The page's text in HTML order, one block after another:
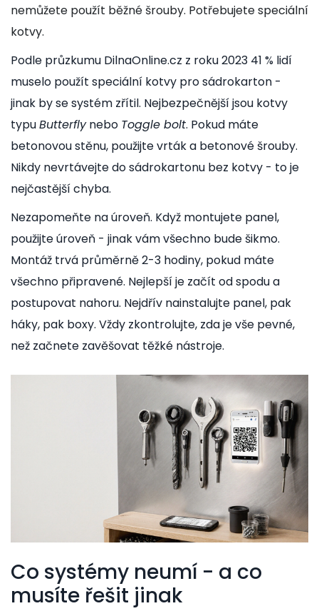
nemůžete použít běžné šrouby. Potřebujete speciální
kotvy.
Podle průzkumu DilnaOnline.cz z roku 2023 41 % lidí
muselo použít speciální kotvy pro sádrokarton -
jinak by se systém zřítil. Nejbezpečnější jsou kotvy
typuButterflynebo Toggle bolt. Pokud máte
betonovou stěnu, použijte vrták a betonové šrouby.
Nikdy nevrtávejte do sádrokartonu bez kotvy - to je
nejčastější chyba.
Nezapomeňte na úroveň. Když montujete panel,
použijte úroveň - jinak vám všechno bude šikmo.
Montáž trvá průměrně 2-3 hodiny, pokud máte
všechno připravené. Nejlepší je začít od spodu a
postupovat nahoru. Nejdřív nainstalujte panel, pak
háky, pak boxy. Vždy zkontrolujte, zda je vše pevné,
než začnete zavěšovat těžké nástroje.
Co systémy neumí - a co
musíte řešit jinak